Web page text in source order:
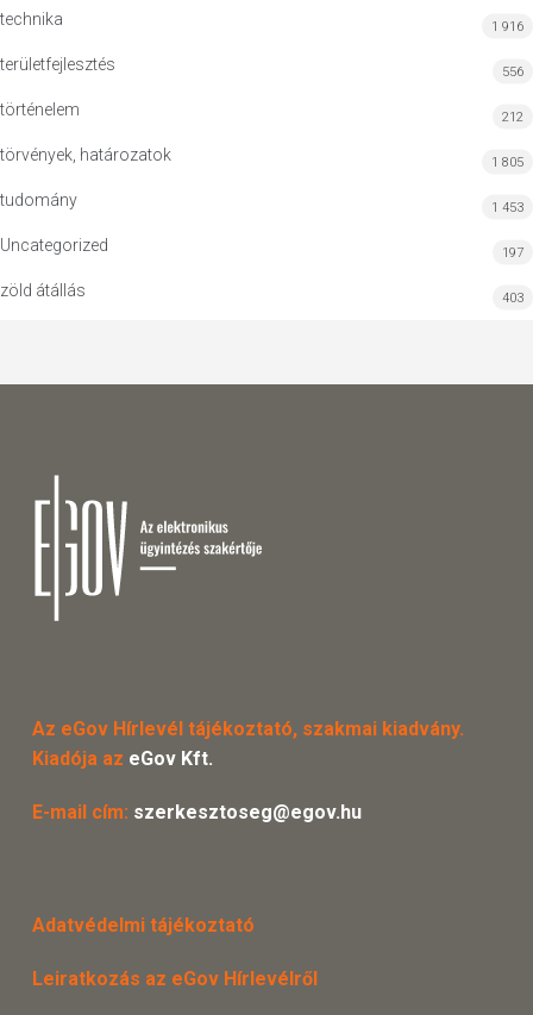
technika 1 916
területfejlesztés 556
történelem 212
törvények, határozatok 1 805
tudomány 1 453
Uncategorized 197
zöld átállás 403
Az eGov Hírlevél tájékoztató, szakmai kiadvány.
Kiadója az eGov Kft.
E-mail cím: szerkesztoseg@egov.hu
Adatvédelmi tájékoztató
Leiratkozás az eGov Hírlevélről